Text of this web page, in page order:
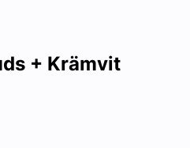
+ Krämvit